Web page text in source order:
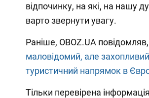
відпочинку, на які, на нашу
варто звернути увагу.
Раніше, OBOZ.UA повідомляв,
маловідомий, але захопливий
туристичний напрямок в
Тільки перевірена